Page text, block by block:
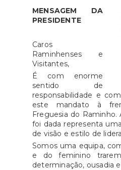
MENSAGEM DA
PRESIDENTE
Caros
Raminhenses e
Visitantes,
É com enorme
sentido de
responsabilidade e
este mandato à
Freguesia do
foi dada representa
de visão e estilo de
Somos uma equipa,
e do feminino
determinação, ousadia